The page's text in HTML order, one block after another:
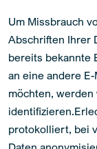
Um Missbrauch
Abschriften Ihrer
bereits bekannte
an eine andere
möchten,
protokolliert, bei